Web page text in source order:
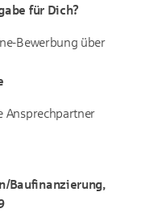
für Dich?
Bewerbung über
Ansprechpartner
Baufinanzierung,